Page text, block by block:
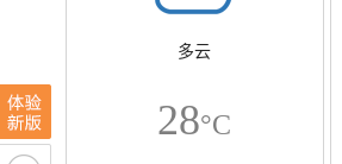
多云
28°C